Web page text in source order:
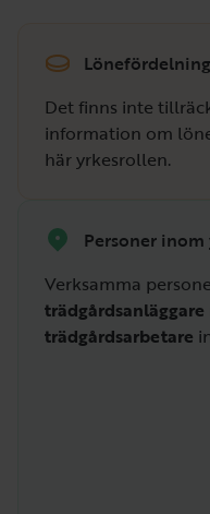
Lönefördelning
Det finns inte
information om
här yrkesrollen.
Personer
Verksamma
trädgårdsanläggare
trädgårdsarbetare